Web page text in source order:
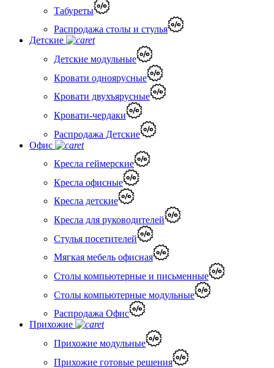
Табуреты
Распродажа столы и стулья
Детские
Детские модульные
Кровати одноярусные
Кровати двухъярусные
Кровати-чердаки
Распродажа Детские
Офис
Кресла геймерские
Кресла офисные
Кресла детские
Кресла для руководителей
Стулья посетителей
Мягкая мебель офисная
Столы компьютерные и письменные
Столы компьютерные модульные
Распродажа Офис
Прихожие
Прихожие модульные
Прихожие готовые решения